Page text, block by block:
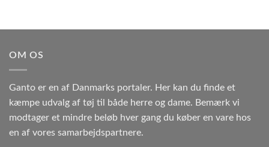
OM OS
Ganto er en af Danmarks portaler. Her kan du finde et
kæmpe udvalg af tøj til både herre og dame. Bemærk vi
modtager et mindre beløb hver gang du køber en vare hos
en af vores samarbejdspartnere.